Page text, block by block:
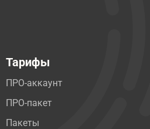
Тарифы
ПРО-аккаунт
ПРО-пакет
Пакеты